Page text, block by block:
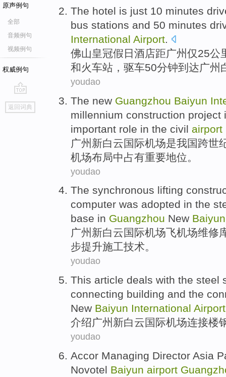
原声例句
全部
音频例句
视频例句
权威例句
go
top
返回词典
The hotel is just 10 minutes
bus stations and 50 minutes
International Airport.
佛山皇冠假日 酒店距广州仅25公
和火车站 ，驱车50分钟到达广州
youdao
The new Guangzhou Baiyun
millennium construction project
important role in the civil airport
广州 新白云国际机场是我国跨世
机场布局中占有重要地位 。
youdao
The synchronous lifting
computer was adopted in the
base in Guangzhou New Baiyun
广州 新白云国际机场飞机场维修
步提升施工技术。
youdao
This article deals with the steel
connecting building and the
New Baiyun International Airport
介绍广州 新白云国际机场连接楼
youdao
Accor Managing Director Asia
Novotel Baiyun airport